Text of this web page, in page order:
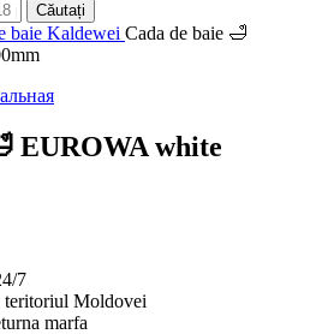
Căutați
baie Kaldewei Cada de baie 🛁
EUROWA white
7
teritoriul Moldovei
marfa